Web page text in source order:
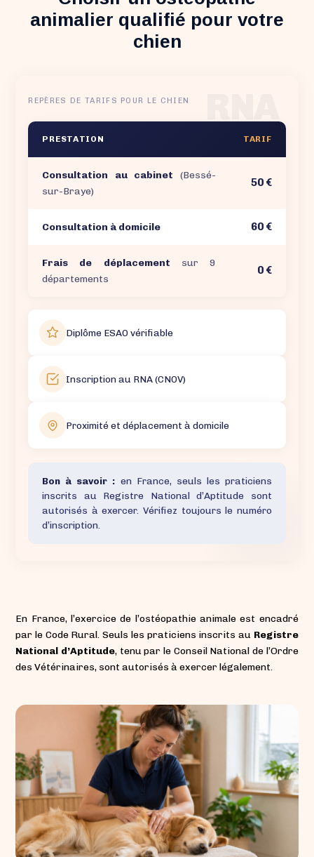
animalier qualifié pour votre
chien
REPÈRES DE TARIFS POUR LE CHIEN
PRESTATION TARIF
Consultation au cabinet (Bessé-
sur-Braye)
50 €
Consultation à domicile 60 €
Frais de déplacement sur 9
départements
0 €
Diplôme ESAO vérifiable
Inscription au RNA (CNOV)
Proximité et déplacement à domicile
Bon à savoir : en France, seuls les praticiens
inscrits au Registre National d’Aptitude sont
autorisés à exercer. Vérifiez toujours le numéro
d’inscription.
En France, l’exercice de l’ostéopathie animale est encadré
par le Code Rural. Seuls les praticiens inscrits au Registre
National d’Aptitude, tenu par le Conseil National de l’Ordre
des Vétérinaires, sont autorisés à exercer légalement.